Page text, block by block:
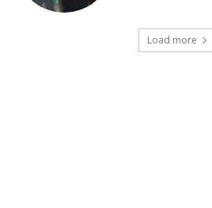
Load more